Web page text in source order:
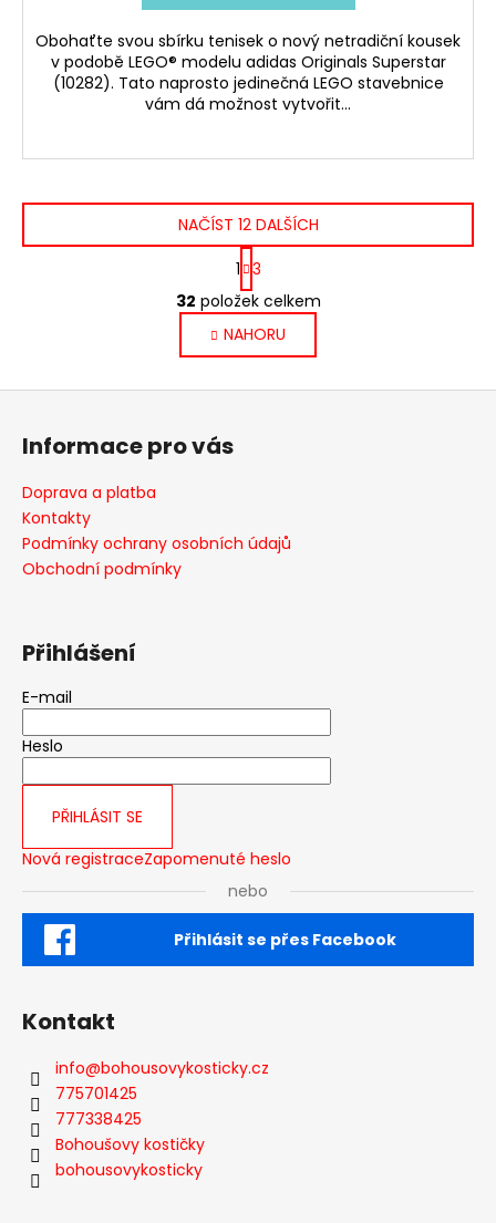
Obohaťte svou sbírku tenisek o nový netradiční kousek
v podobě LEGO® modelu adidas Originals Superstar
(10282). Tato naprosto jedinečná LEGO stavebnice
vám dá možnost vytvořit...
O
v
l
á
d
v
k
s
u
NAČÍST 12 DALŠÍCH
S
t
r
á
n
k
1 3
32 položek celkem
NAHORU
Z
Informace pro vás
Doprava a platba
Kontakty
Podmínky ochrany osobních údajů
Obchodní podmínky
Přihlášení
E-mail
Heslo
PŘIHLÁSIT SE
Nová registraceZapomenuté heslo
nebo
Přihlásit se přes Facebook
Kontakt
info@bohousovykosticky.cz
775701425
777338425
Bohoušovy kostičky
bohousovykosticky